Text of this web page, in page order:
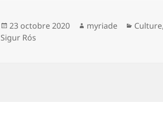
Publié
le
23 octobre 2020 Auteur
myriade Culture,
Sigur Rós